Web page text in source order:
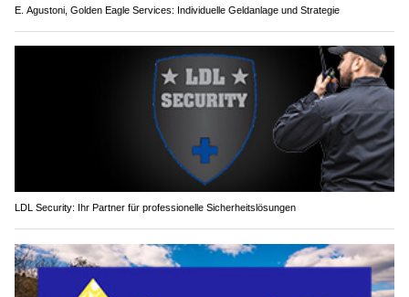
E. Agustoni, Golden Eagle Services: Individuelle Geldanlage und Strategie
LDL Security: Ihr Partner für professionelle Sicherheitslösungen